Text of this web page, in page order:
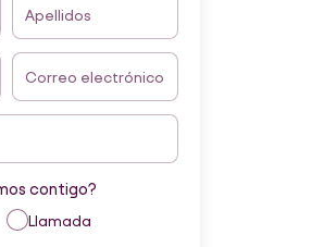
Apellidos
Correo electrónico
contigo?
Llamada